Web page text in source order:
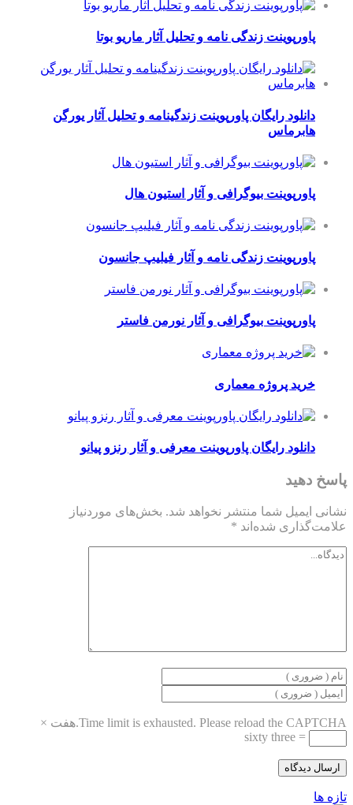
زندگی نامه و تحلیل آثار ماریو بوتا
رایگان پاورپوینت زندگینامه و تحلیل آثار یورگن
بیوگرافی و آثار استیون هال
زندگی نامه و آثار فیلیپ جانسون
بیوگرافی و آثار نورمن فاستر
پروژه معماری
رایگان پاورپوینت معرفی و آثار رنزو پیانو
شما منتشر نخواهد شد.بخش‌های موردنیاز
شده‌اند*
Time limit is exhausted. Please reload the هفت×
sixty three